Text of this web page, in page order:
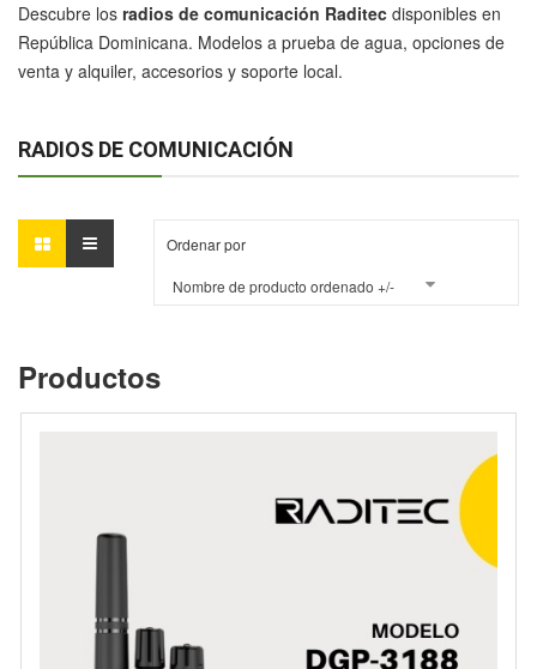
Descubre los radios de comunicación Raditec disponibles en
República Dominicana. Modelos a prueba de agua, opciones de
venta y alquiler, accesorios y soporte local.
RADIOS DE COMUNICACIÓN
Ordenar por
Nombre de producto ordenado +/-
Productos